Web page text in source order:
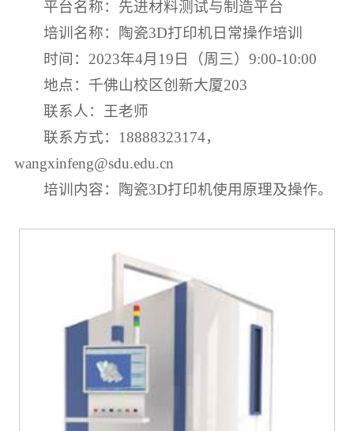
平台名称：先进材料测试与制造平台
培训名称：陶瓷3D打印机日常操作培训
时间：2023年4月19日（周三）9:00-10:00
地点：千佛山校区创新大厦203
联系人：王老师
联系方式：18888323174，
wangxinfeng@sdu.edu.cn
培训内容：陶瓷3D打印机使用原理及操作。